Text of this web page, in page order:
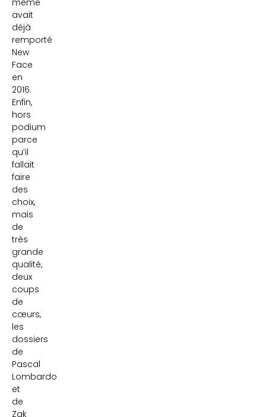
même
avait
déjà
remporté
New
Face
en
2016.
Enfin,
hors
podium
parce
qu’il
fallait
faire
des
choix,
mais
de
très
grande
qualité,
deux
coups
de
cœurs,
les
dossiers
de
Pascal
Lombardo
et
de
Zak